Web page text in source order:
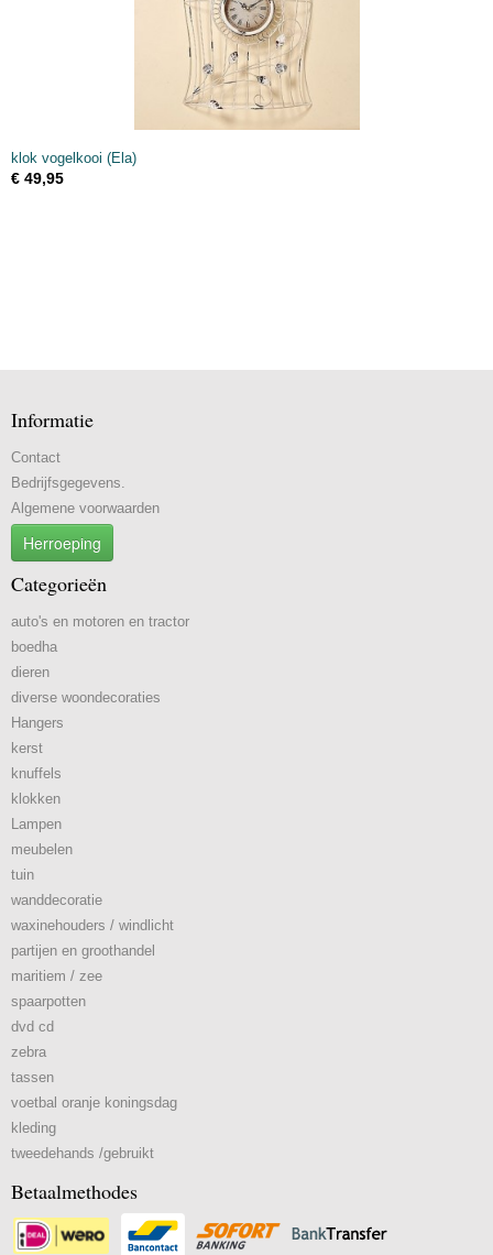
klok vogelkooi (Ela)
€ 49,95
Informatie
Contact
Bedrijfsgegevens.
Algemene voorwaarden
Herroeping
Categorieën
auto's en motoren en tractor
boedha
dieren
diverse woondecoraties
Hangers
kerst
knuffels
klokken
Lampen
meubelen
tuin
wanddecoratie
waxinehouders / windlicht
partijen en groothandel
maritiem / zee
spaarpotten
dvd cd
zebra
tassen
voetbal oranje koningsdag
kleding
tweedehands /gebruikt
Betaalmethodes